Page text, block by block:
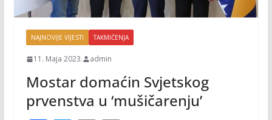
NAJNOVIJE VIJESTI TAKMIČENJA
11. Maja 2023. admin
Mostar domaćin Svjetskog
prvenstva u ‘mušičarenju’